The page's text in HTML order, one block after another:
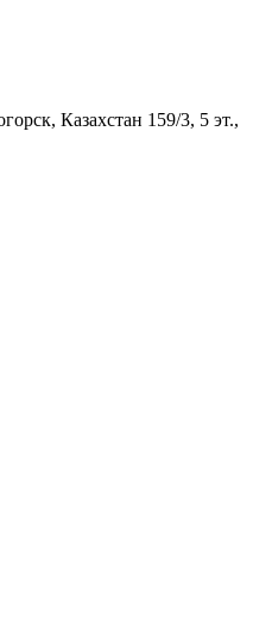
Казахстан 159/3, 5 эт.,